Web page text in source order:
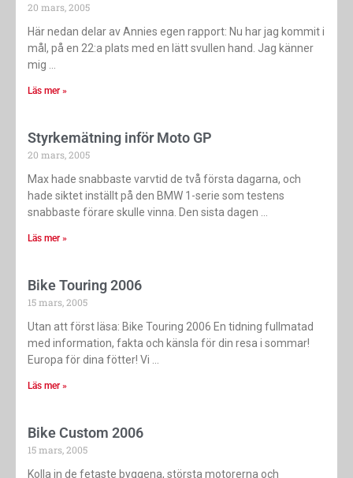
20 mars, 2005
Här nedan delar av Annies egen rapport: Nu har jag kommit i
mål, på en 22:a plats med en lätt svullen hand. Jag känner
mig
Läs mer »
Styrkemätning inför Moto GP
20 mars, 2005
Max hade snabbaste varvtid de två första dagarna, och
hade siktet inställt på den BMW 1-serie som testens
snabbaste förare skulle vinna. Den sista dagen
Läs mer »
Bike Touring 2006
15 mars, 2005
Utan att först läsa: Bike Touring 2006 En tidning fullmatad
med information, fakta och känsla för din resa i sommar!
Europa för dina fötter! Vi
Läs mer »
Bike Custom 2006
15 mars, 2005
Kolla in de fetaste byggena, största motorerna och